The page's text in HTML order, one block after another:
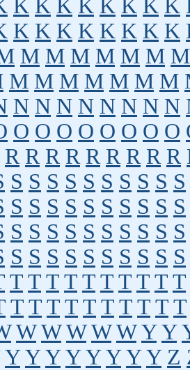
K K K K K K K K
K K K K K K K K
M M M M M M M
M M M M M M M
N N N N N N N N
O O O O O O O O
R R R R R R R R R
S S S S S S S S S S
S S S S S S S S S S
S S S S S S S S S S
S S S S S S S S S S
T T T T T T T T T T
T T T T T T T T T T
W W W W W Y Y
Y Y Y Y Y Y Y Y Z